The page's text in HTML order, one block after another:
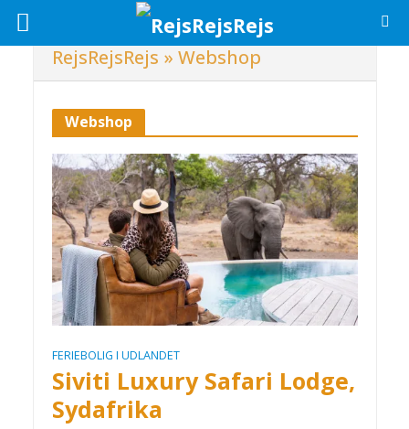
RejsRejsRejs » Webshop
Webshop
FERIEBOLIG I UDLANDET
Siviti Luxury Safari Lodge,
Sydafrika